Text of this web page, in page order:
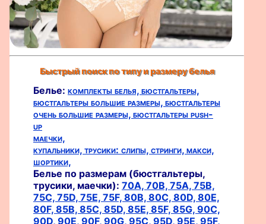
Быстрый поиск по типу и размеру белья
Белье: комплекты белья, бюстгальтеры,
бюстгальтеры большие размеры, бюстгальтеры
очень большие размеры, бюстгальтеры push-
up
маечки,
купальники, трусики: слипы, стринги, макси,
шортики,
Белье по размерам (бюстгальтеры,
трусики, маечки): 70A, 70B, 75A, 75B,
75C, 75D, 75E, 75F, 80B, 80C, 80D, 80E,
80F, 85B, 85C, 85D, 85E, 85F, 85G, 90C,
90D, 90E, 90F, 90G, 95C, 95D, 95E, 95F,